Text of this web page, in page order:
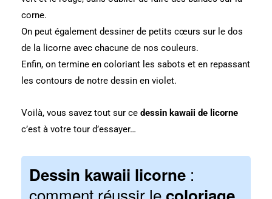
corne.
On peut également dessiner de petits cœurs sur le dos
de la licorne avec chacune de nos couleurs.
Enfin, on termine en coloriant les sabots et en repassant
les contours de notre dessin en violet.
Voilà, vous savez tout sur ce dessin kawaii de licorne
c’est à votre tour d’essayer…
Dessin kawaii licorne :
comment réussir le